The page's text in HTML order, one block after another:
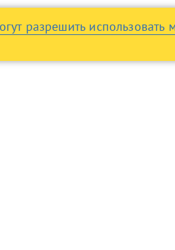
разрешить использовать